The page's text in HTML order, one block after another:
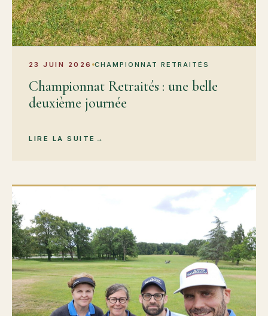
23 JUIN 2026 CHAMPIONNAT RETRAITÉS
Championnat Retraités : une belle
deuxième journée
LIRE LA SUITE